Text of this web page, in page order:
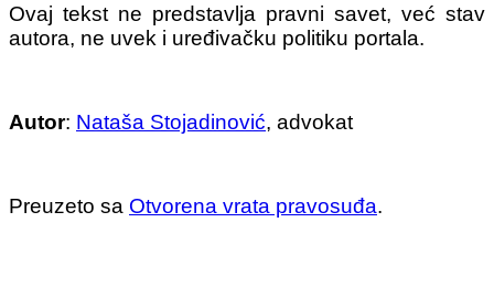
Ovaj tekst ne predstavlja pravni savet, već stav
autora, ne uvek i uređivačku politiku portala.
Autor: Nataša Stojadinović, advokat
Preuzeto sa Otvorena vrata pravosuđa.